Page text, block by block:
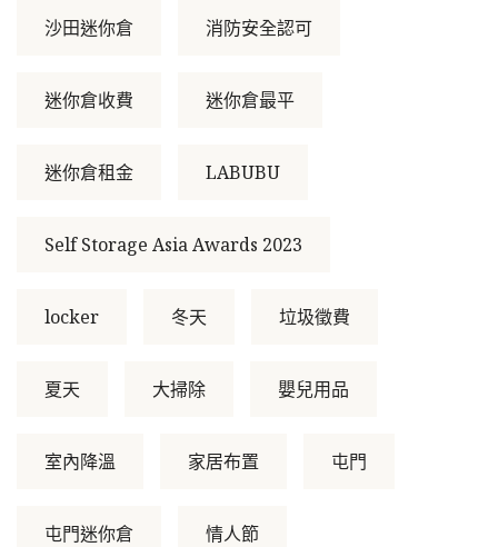
沙田迷你倉 消防安全認可
迷你倉收費 迷你倉最平
迷你倉租金 LABUBU
Self Storage Asia Awards 2023
locker 冬天 垃圾徵費
夏天 大掃除 嬰兒用品
室內降溫 家居布置 屯門
屯門迷你倉 情人節